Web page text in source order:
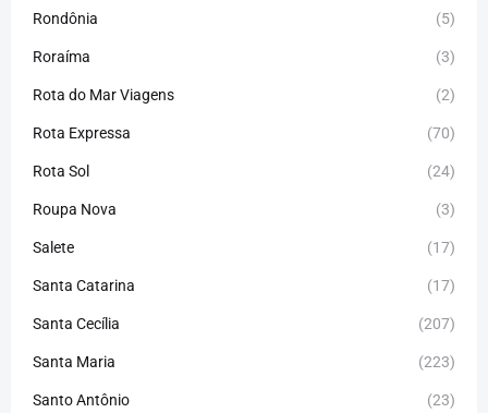
Rondônia (5)
Roraíma (3)
Rota do Mar Viagens (2)
Rota Expressa (70)
Rota Sol (24)
Roupa Nova (3)
Salete (17)
Santa Catarina (17)
Santa Cecília (207)
Santa Maria (223)
Santo Antônio (23)